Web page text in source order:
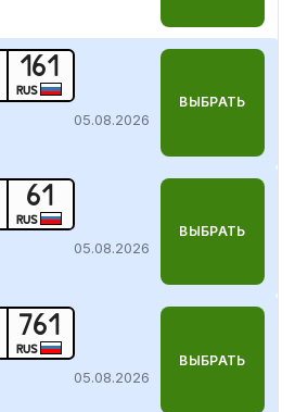
161
RUS
05.08.2026
ВЫБРАТЬ
61
RUS
05.08.2026
ВЫБРАТЬ
761
RUS
05.08.2026
ВЫБРАТЬ